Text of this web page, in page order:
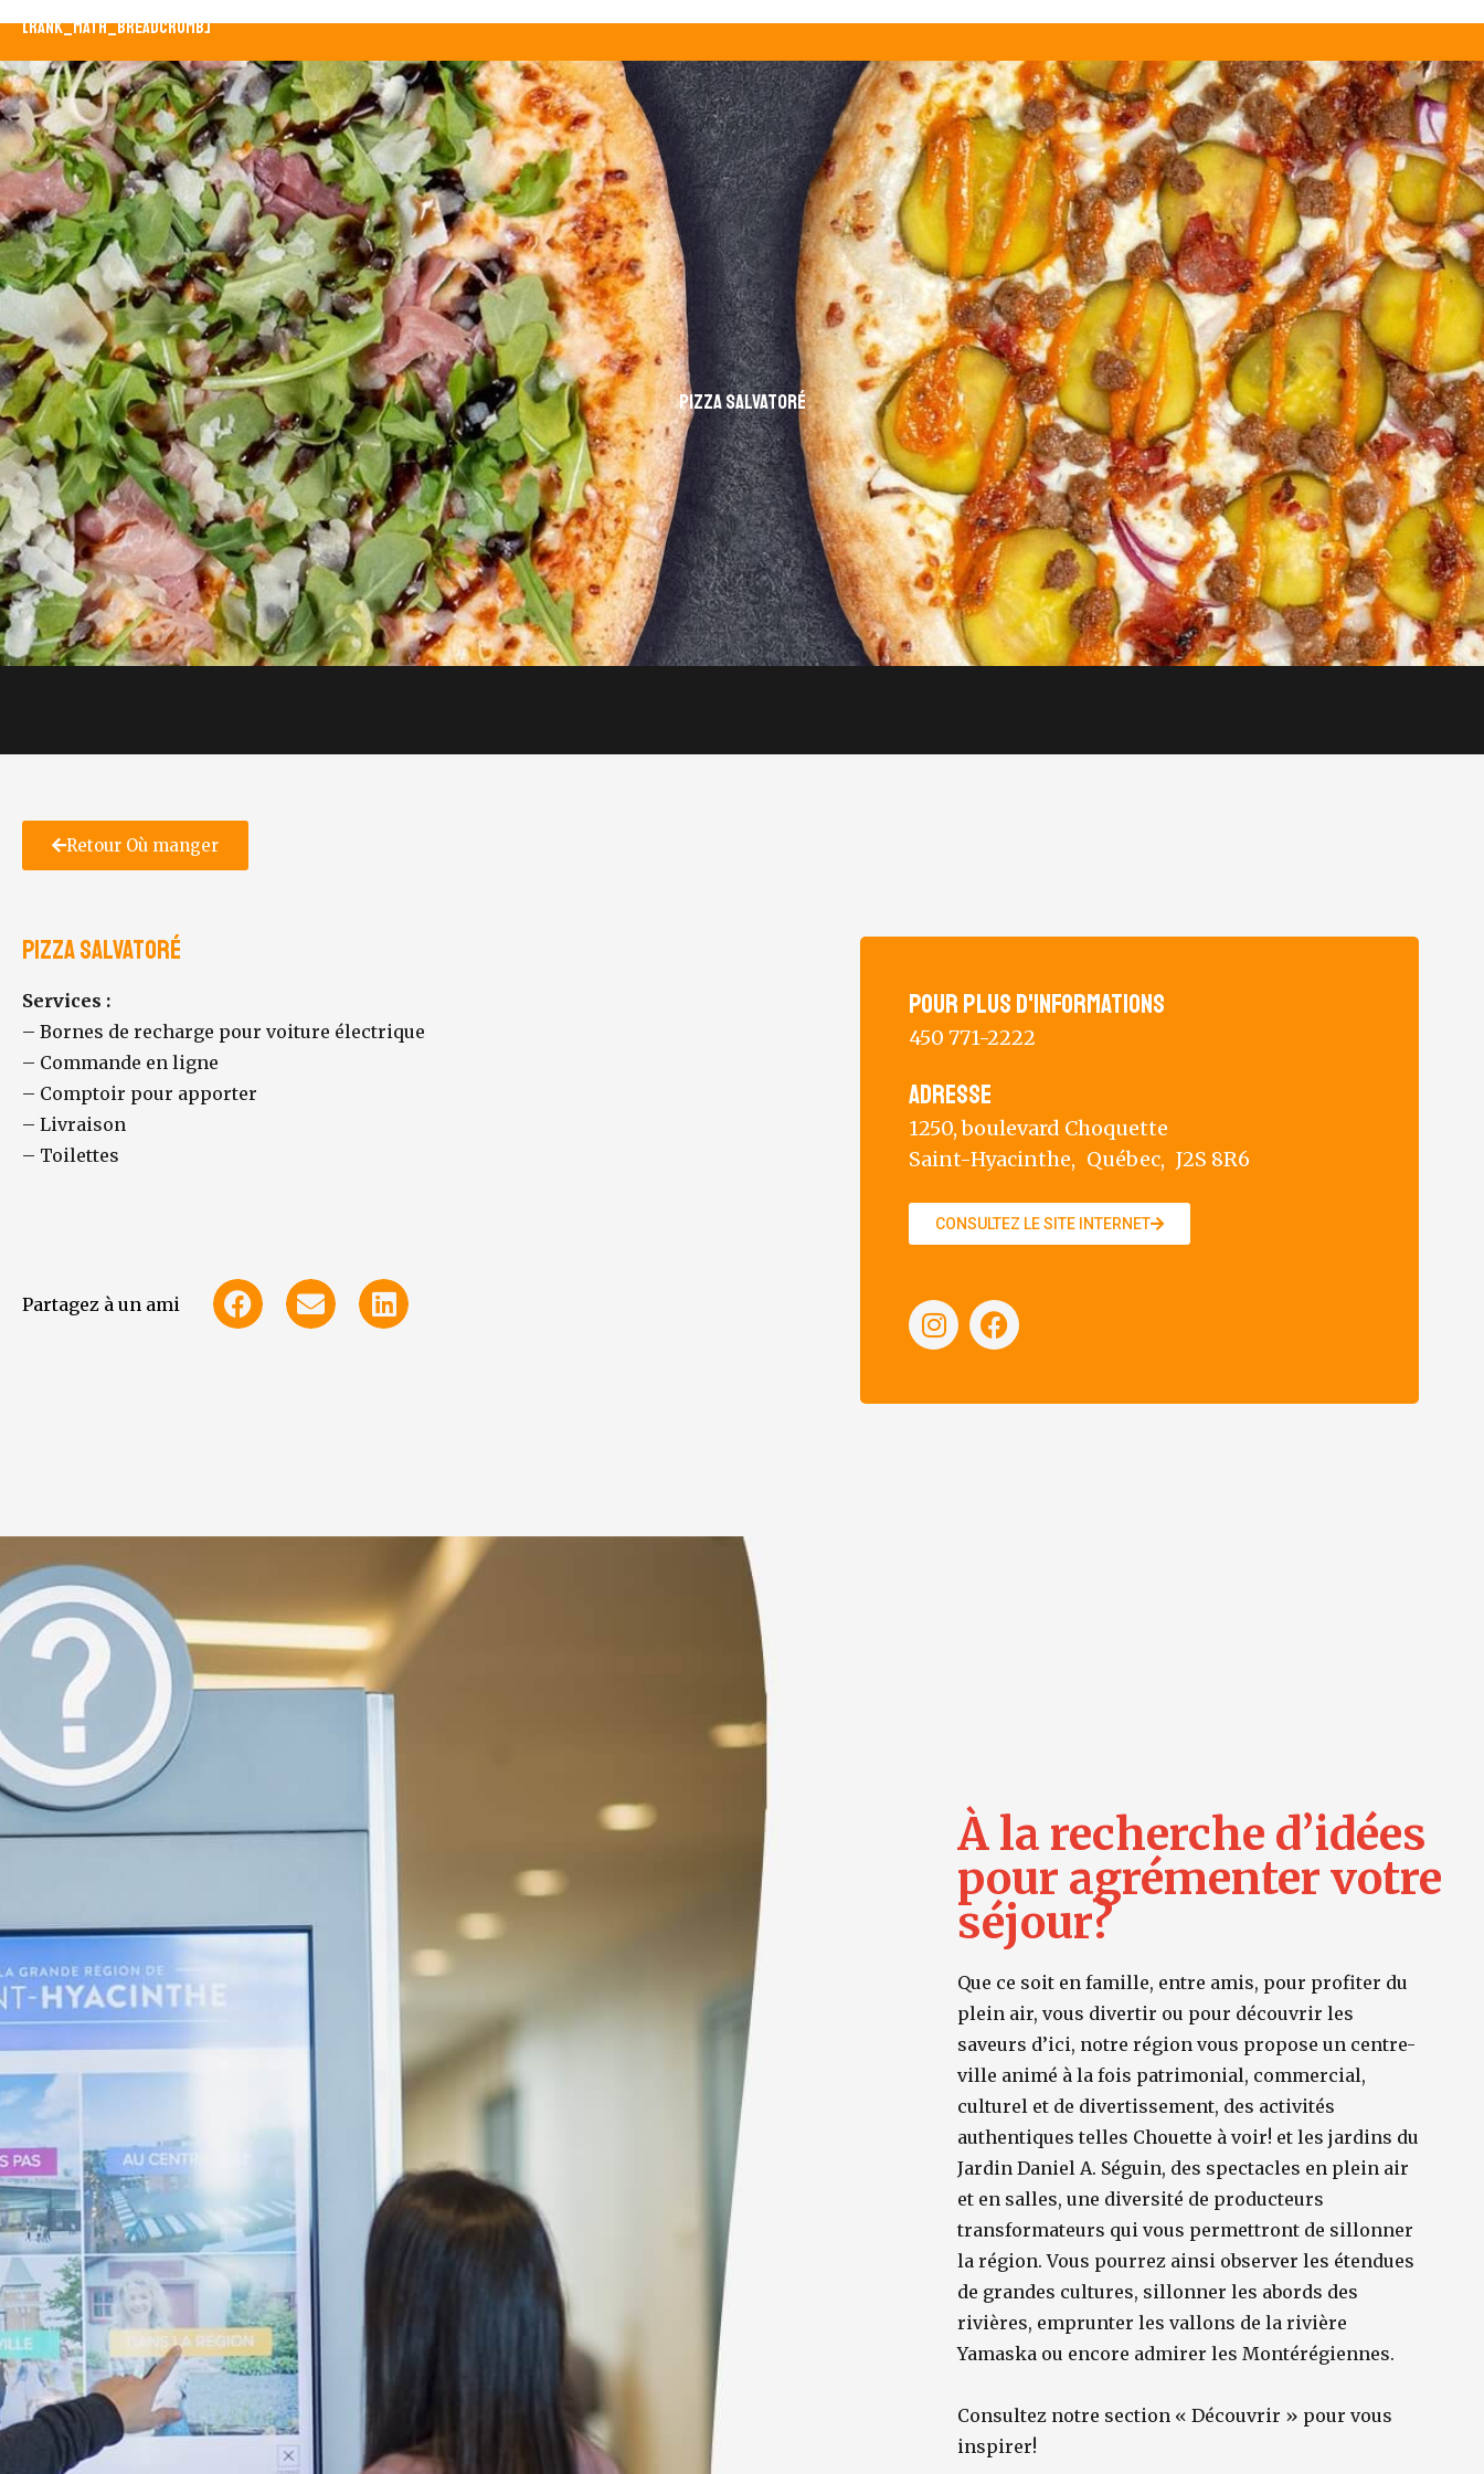
[rank_math_breadcrumb]
Pizza Salvatoré
Retour Où manger
Pizza Salvatoré
Services :
– Bornes de recharge pour voiture électrique
– Commande en ligne
– Comptoir pour apporter
– Livraison
– Toilettes
Partagez à un ami
Pour plus d'informations
450 771-2222
Adresse
1250, boulevard Choquette
Saint-Hyacinthe, Québec, J2S 8R6
CONSULTEZ LE SITE INTERNET
À la recherche d’idées
pour agrémenter votre
séjour?
Que ce soit en famille, entre amis, pour profiter du
plein air, vous divertir ou pour découvrir les
saveurs d’ici, notre région vous propose un centre-
ville animé à la fois patrimonial, commercial,
culturel et de divertissement, des activités
authentiques telles Chouette à voir! et les jardins du
Jardin Daniel A. Séguin, des spectacles en plein air
et en salles, une diversité de producteurs
transformateurs qui vous permettront de sillonner
la région. Vous pourrez ainsi observer les étendues
de grandes cultures, sillonner les abords des
rivières, emprunter les vallons de la rivière
Yamaska ou encore admirer les Montérégiennes.
Consultez notre section « Découvrir » pour vous
inspirer!